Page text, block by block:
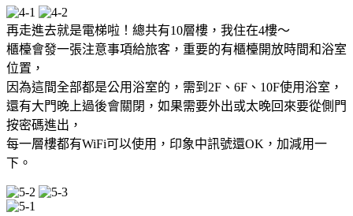
再走進去就是電梯啦！總共有10層樓，我住在4樓～
櫃檯會發一張注意事項給旅客，重要的有櫃檯開放時間和浴室
位置，
因為這間全部都是公用浴室的，需到2F、6F、10F使用浴室，
還有大門晚上過後會關閉，如果需要外出或太晚回來要從側門
按密碼進出，
每一層樓都有WiFi可以使用，印象中訊號還OK，加減用一
下。